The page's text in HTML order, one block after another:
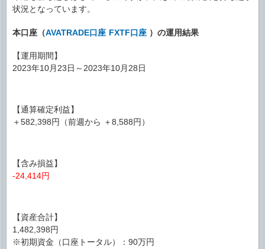
状況となっています。
本口座（AVATRADE口座 FXTF口座 ）の運用結果
【運用期間】
2023年10月23日～2023年10月28日
【通算確定利益】
＋582,398円（前週から ＋8,588円）
【含み損益】
-24,414円
【資産合計】
1,482,398円
※初期資金（口座トータル）：90万円